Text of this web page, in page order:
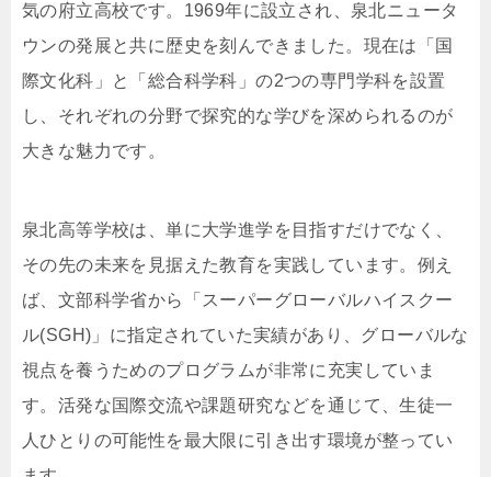
気の府立高校です。1969年に設立され、泉北ニュータ
ウンの発展と共に歴史を刻んできました。現在は「国
際文化科」と「総合科学科」の2つの専門学科を設置
し、それぞれの分野で探究的な学びを深められるのが
大きな魅力です。
泉北高等学校は、単に大学進学を目指すだけでなく、
その先の未来を見据えた教育を実践しています。例え
ば、文部科学省から「スーパーグローバルハイスクー
ル(SGH)」に指定されていた実績があり、グローバルな
視点を養うためのプログラムが非常に充実していま
す。活発な国際交流や課題研究などを通じて、生徒一
人ひとりの可能性を最大限に引き出す環境が整ってい